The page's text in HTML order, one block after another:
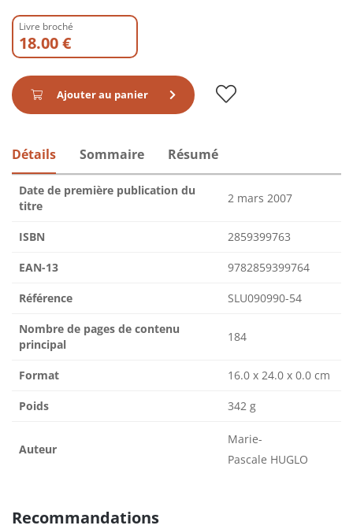
Livre broché
18.00 €
Ajouter au panier
Détails Sommaire Résumé
Date de première publication du
titre
2 mars 2007
ISBN 2859399763
EAN-13 9782859399764
Référence SLU090990-54
Nombre de pages de contenu
principal
184
Format 16.0 x 24.0 x 0.0 cm
Poids 342 g
Auteur
Marie-
Pascale HUGLO
Recommandations